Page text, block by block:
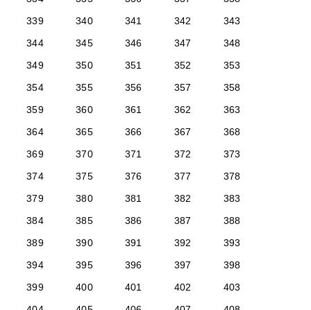
339
340 341 342
343
344
345 346 347
348
349
350 351 352
353
354
355 356 357
358
359
360 361 362
363
364
365 366 367
368
369
370 371 372
373
374
375 376 377
378
379
380 381 382
383
384
385 386 387
388
389
390 391 392
393
394
395 396 397
398
399
400 401 402
403